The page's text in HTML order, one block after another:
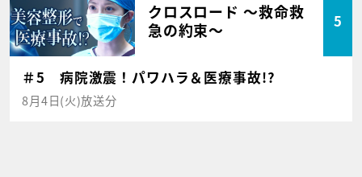
クロスロード ～救命救
急の約束～
5
＃5 病院激震！パワハラ＆医療事故!?
8月4日(火)放送分